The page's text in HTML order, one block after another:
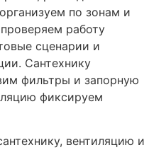
по зонам и
работу
сценарии и
Сантехнику
фильтры и запорную
фиксируем
вентиляцию и